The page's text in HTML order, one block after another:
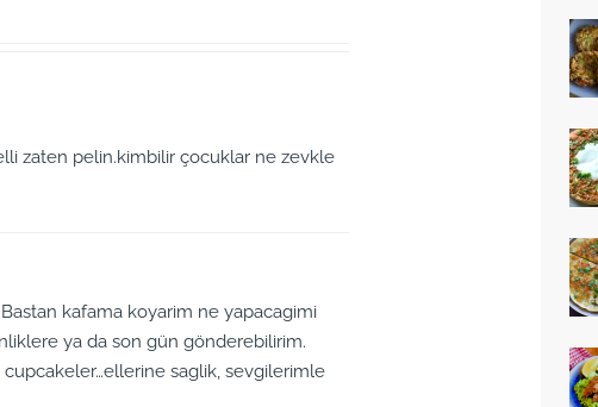
zaten pelin.kimbilir çocuklar ne zevkle
kafama koyarim ne yapacagimi
ya da son gün gönderebilirim.
saglik, sevgilerimle